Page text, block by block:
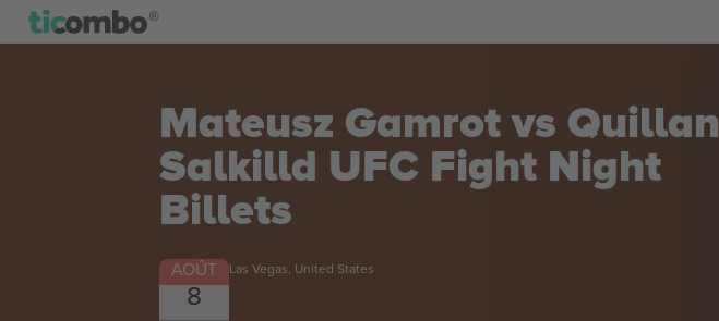
Mateusz Gamrot vs Quillan
Salkilld UFC Fight Night
Billets
AOÛT
8
Las Vegas, United States